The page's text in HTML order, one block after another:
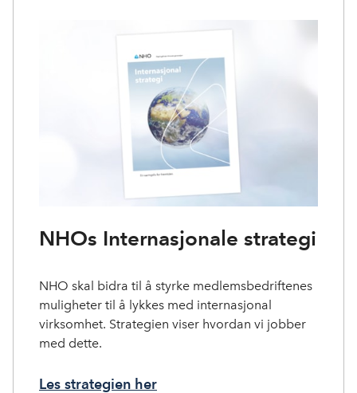
NHOs Internasjonale strategi
NHO skal bidra til å styrke medlemsbedriftenes
muligheter til å lykkes med internasjonal
virksomhet. Strategien viser hvordan vi jobber
med dette.
Les strategien her